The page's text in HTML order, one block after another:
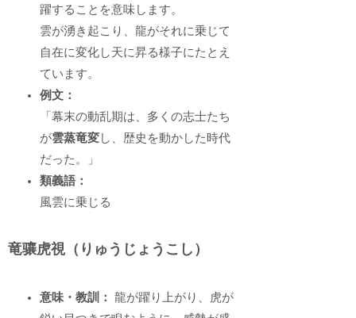
躍することを意味します。
雲が湧き起こり、龍がそれに乗じて
自在に変化し天に昇る様子にたとえ
ています。
例文：
「幕末の動乱期は、多くの志士たち
が雲蒸竜変し、歴史を動かした時代
だった。」
類義語：
風雲に乗じる
竜骧虎視（りゅうじょうこし）
意味・教訓：
龍が躍り上がり、虎が